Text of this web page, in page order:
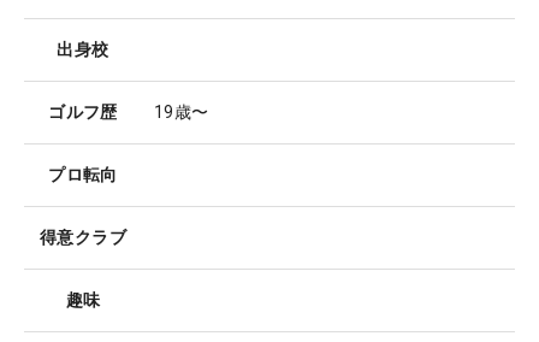
出身校
ゴルフ歴 19歳〜
プロ転向
得意クラブ
趣味